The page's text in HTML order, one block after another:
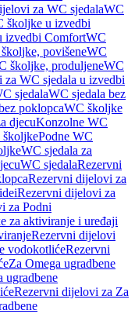
za WC sjedalaWC
školjke u izvedbi
izvedbi ComfortWC
povišeneWC
školjke, produljeneWC
WC sjedala u izvedbi
sjedalaWC sjedala bez
poklopcaWC školjke
djecuKonzolne WC
školjkePodne WC
WC sjedala za
WC sjedalaRezervni
Rezervni dijelovi za
Rezervni dijelovi za
za Podni
za aktiviranje i uređaji
Rezervni dijelovi
vodokotlićeRezervni
Za Omega ugradbene
ugradbene
Rezervni dijelovi za Za